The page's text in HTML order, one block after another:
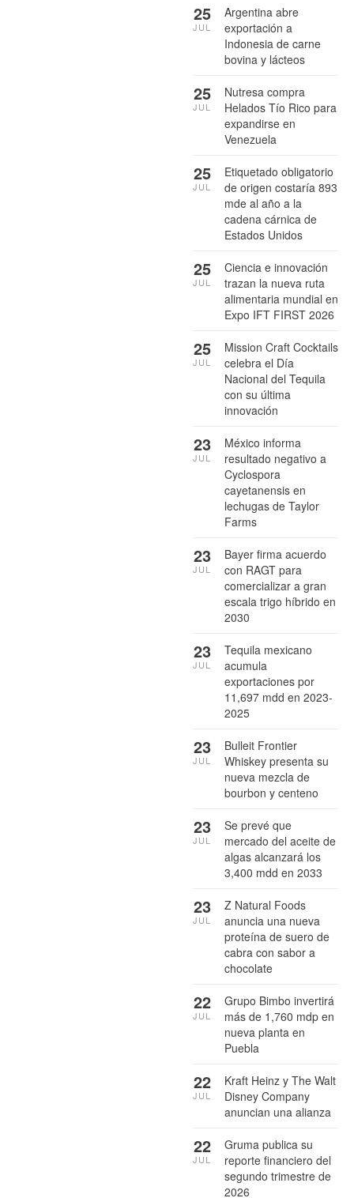
Argentina abre
exportación a
Indonesia de carne
bovina y lácteos
25
JUL
Nutresa compra
Helados Tío Rico para
expandirse en
Venezuela
25
JUL
Etiquetado obligatorio
de origen costaría 893
mde al año a la
cadena cárnica de
Estados Unidos
25
JUL
Ciencia e innovación
trazan la nueva ruta
alimentaria mundial en
Expo IFT FIRST 2026
25
JUL
Mission Craft Cocktails
celebra el Día
Nacional del Tequila
con su última
innovación
25
JUL
México informa
resultado negativo a
Cyclospora
cayetanensis en
lechugas de Taylor
Farms
23
JUL
Bayer firma acuerdo
con RAGT para
comercializar a gran
escala trigo híbrido en
2030
23
JUL
Tequila mexicano
acumula
exportaciones por
11,697 mdd en 2023-
2025
23
JUL
Bulleit Frontier
Whiskey presenta su
nueva mezcla de
bourbon y centeno
23
JUL
Se prevé que
mercado del aceite de
algas alcanzará los
3,400 mdd en 2033
23
JUL
Z Natural Foods
anuncia una nueva
proteína de suero de
cabra con sabor a
chocolate
23
JUL
Grupo Bimbo invertirá
más de 1,760 mdp en
nueva planta en
Puebla
22
JUL
Kraft Heinz y The Walt
Disney Company
anuncian una alianza
22
JUL
Gruma publica su
reporte financiero del
segundo trimestre de
2026
22
JUL